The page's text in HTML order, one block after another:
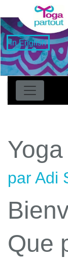
in English
Find
par Adi
Que